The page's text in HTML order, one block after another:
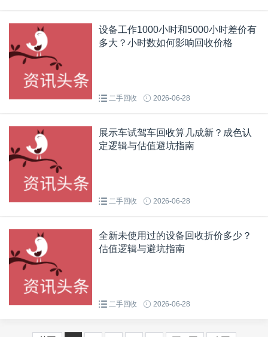
设备工作1000小时和5000小时差价有
多大？小时数如何影响回收价格
二手回收 2026-06-28
展示车试驾车回收算几成新？成色认
定逻辑与估值避坑指南
二手回收 2026-06-28
全新未使用过的设备回收折价多少？
估值逻辑与避坑指南
二手回收 2026-06-28